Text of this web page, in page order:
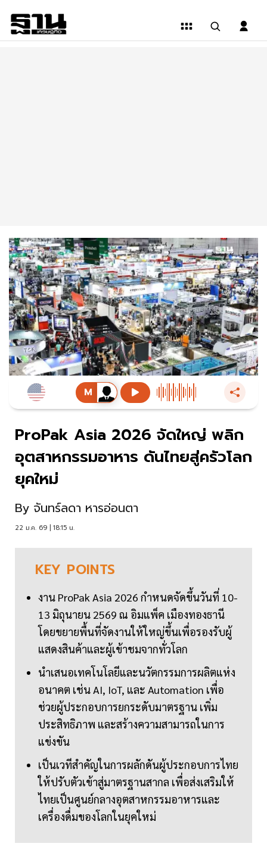
ProPak Asia 2026 จัดใหญ่ พลิก
อุตสาหกรรมอาหาร ดันไทยสู่ครัวโลก
ยุคใหม่
By จันทร์ลดา หารอ่อนตา
22 ม.ค. 69 | 18:15 น.
KEY POINTS
งาน ProPak Asia 2026 กำหนดจัดขึ้นวันที่ 10-
13 มิถุนายน 2569 ณ อิมแพ็ค เมืองทองธานี
โดยขยายพื้นที่จัดงานให้ใหญ่ขึ้นเพื่อรองรับผู้
แสดงสินค้าและผู้เข้าชมจากทั่วโลก
นำเสนอเทคโนโลยีและนวัตกรรมการผลิตแห่ง
อนาคต เช่น AI, IoT, และ Automation เพื่อ
ช่วยผู้ประกอบการยกระดับมาตรฐาน เพิ่ม
ประสิทธิภาพ และสร้างความสามารถในการ
แข่งขัน
เป็นเวทีสำคัญในการผลักดันผู้ประกอบการไทย
ให้ปรับตัวเข้าสู่มาตรฐานสากล เพื่อส่งเสริมให้
ไทยเป็นศูนย์กลางอุตสาหกรรมอาหารและ
เครื่องดื่มของโลกในยุคใหม่